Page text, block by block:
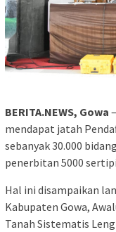
BERITA.NEWS, Gowa
mendapat jatah
sebanyak 30.000
penerbitan 5000
Hal ini disampaikan
Kabupaten Gowa,
Tanah Sistematis